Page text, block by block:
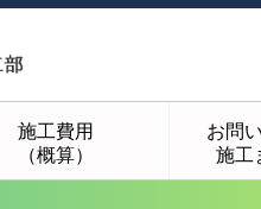
施工費用
（概算）
お問
施工